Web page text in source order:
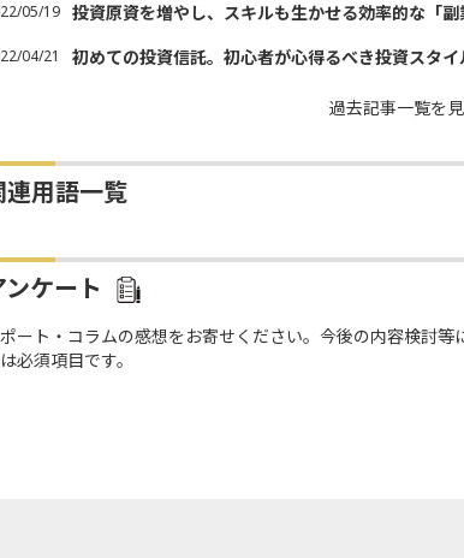
05/19 投資原資を増やし、スキルも生かせる効率的な「
04/21 初めての投資信託。初心者が心得るべき投資スタ
過去記事一覧を
連用語一覧
ンケート
ート・コラムの感想をお寄せください。今後の内容検討等
必須項目です。